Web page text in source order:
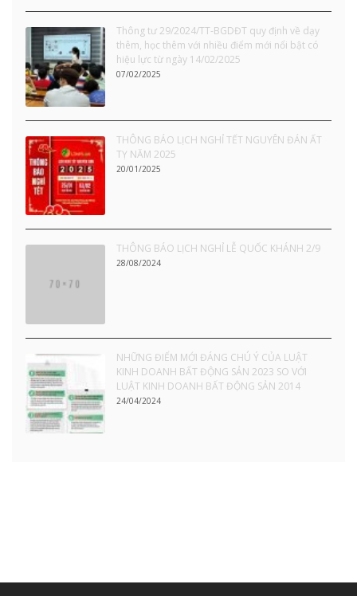
Thông tư 29/2024/TT-BGDĐT quy định về dạy
thêm, học thêm với nhiều điểm mới nổi bật có
hiệu lực từ ngày 14/02/2025
07/02/2025
THÔNG BÁO LỊCH NGHỈ TẾT NGUYÊN ĐÁN ẤT
TỴ NĂM 2025
20/01/2025
THÔNG BÁO LỊCH NGHỈ LỄ QUỐC KHÁNH 2/9
28/08/2024
NHỮNG ĐIỂM MỚI ĐÁNG CHÚ Ý CỦA LUẬT
KINH DOANH BẤT ĐỘNG SẢN 2023 SO VỚI
LUẬT KINH DOANH BẤT ĐỘNG SẢN 2014
24/04/2024